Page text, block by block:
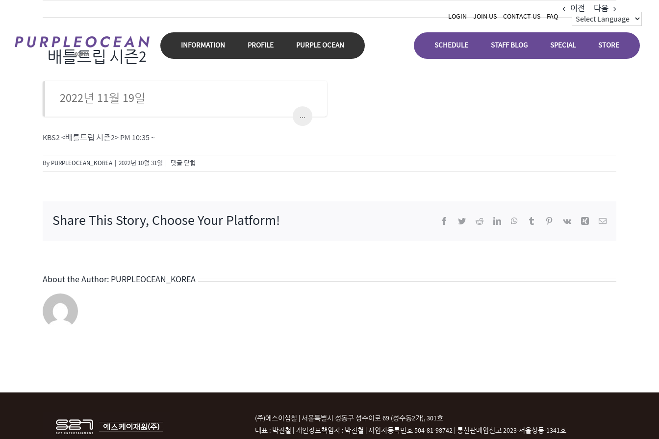
LOGIN JOIN US CONTACT US FAQ
INFORMATION PROFILE PURPLE OCEAN SCHEDULE STAFF BLOG SPECIAL STORE
이전 다음
배틀트립 시즌2
2022년 11월 19일
...
KBS2 <배틀트립 시즌2> PM 10:35 ~
By PURPLEOCEAN_KOREA 2022년 10월 31일
배
틀
즌
댓글 닫힘
Share This Story, Choose Your Platform! Facebook
TwitterRedditLinkedInWhatsApp
Tumblr Pinterest
Vk Xing 이
About the Author: PURPLEOCEAN_KOREA
(주)에스이십칠 | 서울특별시 성동구 성수이로 69 (성수동2가), 301호
대표 : 박진철 | 개인정보책임자 : 박진철 | 사업자등록번호 504-81-98742 | 통신판매업신고 2023-서울성동-1341호